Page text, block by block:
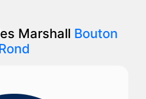
Marshall Bouton